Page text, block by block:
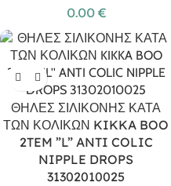
0.00 €
ΘΗΛΕΣ ΣΙΛΙΚΟΝΗΣ ΚΑΤΑ
ΤΩΝ ΚΟΛΙΚΩΝ KIKKA BOO
2TEM ”L” ANTI COLIC
NIPPLE DROPS
31302010025